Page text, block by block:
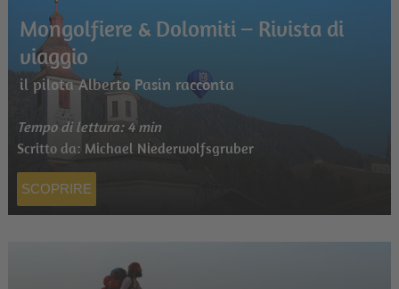
Mongolfiere & Dolomiti – Rivista di
viaggio
il pilota Alberto Pasin racconta
Tempo di lettura: 4 min
Scritto da: Michael Niederwolfsgruber
SCOPRIRE